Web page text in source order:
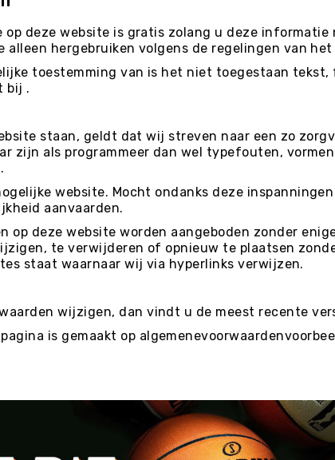
deze website is gratis zolang u deze
alleen hergebruiken volgens de regelingen van
toestemming van is het niet toegestaan
bij .
staan, geldt dat wij streven naar een zo
zijn als programmeer dan wel typefouten,
website. Mocht ondanks deze
aanvaarden.
op deze website worden aangeboden zonder
te verwijderen of opnieuw te plaatsen
staat waarnaar wij via hyperlinks verwijzen.
wijzigen, dan vindt u de meest recente
is gemaakt op